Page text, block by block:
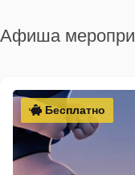
Афиша
Бесплатно